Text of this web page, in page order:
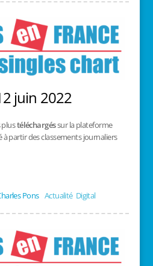
juin 2022
plustéléchargéssur la plateforme
partir des classements journaliers
Pons/ Actualité, Digital